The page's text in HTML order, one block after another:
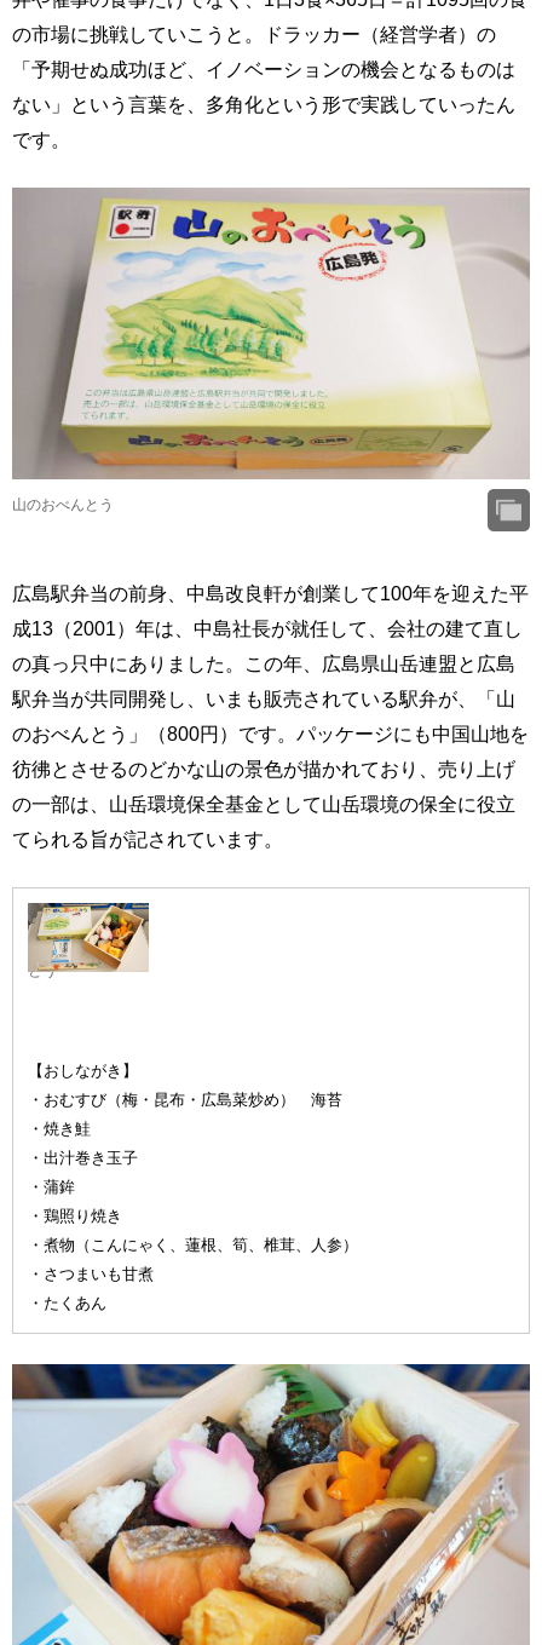
の市場に挑戦していこうと。ドラッカー（経営学者）の
「予期せぬ成功ほど、イノベーションの機会となるものは
ない」という言葉を、多角化という形で実践していったん
です。
山のおべんとう
広島駅弁当の前身、中島改良軒が創業して100年を迎えた平
成13（2001）年は、中島社長が就任して、会社の建て直し
の真っ只中にありました。この年、広島県山岳連盟と広島
駅弁当が共同開発し、いまも販売されている駅弁が、「山
のおべんとう」（800円）です。パッケージにも中国山地を
彷彿とさせるのどかな山の景色が描かれており、売り上げ
の一部は、山岳環境保全基金として山岳環境の保全に役立
てられる旨が記されています。
山のおべん
とう
【おしながき】
・おむすび（梅・昆布・広島菜炒め） 海苔
・焼き鮭
・出汁巻き玉子
・蒲鉾
・鶏照り焼き
・煮物（こんにゃく、蓮根、筍、椎茸、人参）
・さつまいも甘煮
・たくあん